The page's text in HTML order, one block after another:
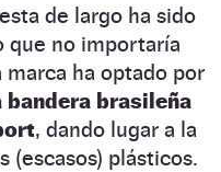
de largo ha sido
que no importaría
ha optado por
brasileña
, dando lugar a la
(escasos) plásticos.